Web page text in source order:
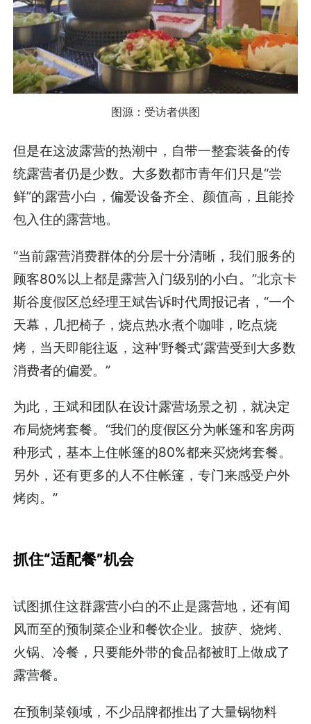
图源：受访者供图
但是在这波露营的热潮中，自带一整套装备的传
统露营者仍是少数。大多数都市青年们只是“尝
鲜”的露营小白，偏爱设备齐全、颜值高，且能拎
包入住的露营地。
“当前露营消费群体的分层十分清晰，我们服务的
顾客80%以上都是露营入门级别的小白。”北京卡
斯谷度假区总经理王斌告诉时代周报记者，“一个
天幕，几把椅子，烧点热水煮个咖啡，吃点烧
烤，当天即能往返，这种‘野餐式’露营受到大多数
消费者的偏爱。”
为此，王斌和团队在设计露营场景之初，就决定
布局烧烤套餐。“我们的度假区分为帐篷和客房两
种形式，基本上住帐篷的80%都来买烧烤套餐。
另外，还有更多的人不住帐篷，专门来感受户外
烤肉。”
抓住“适配餐”机会
试图抓住这群露营小白的不止是露营地，还有闻
风而至的预制菜企业和餐饮企业。披萨、烧烤、
火锅、冷餐，只要能外带的食品都被盯上做成了
露营餐。
在预制菜领域，不少品牌都推出了大量锅物料